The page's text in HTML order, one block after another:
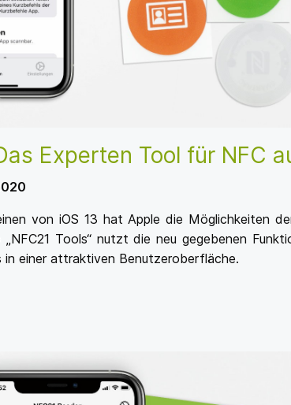
Experten Tool für NFC
von iOS 13 hat Apple die Möglichkeiten
Tools“ nutzt die neu gegebenen
in einer attraktiven Benutzeroberfläche.